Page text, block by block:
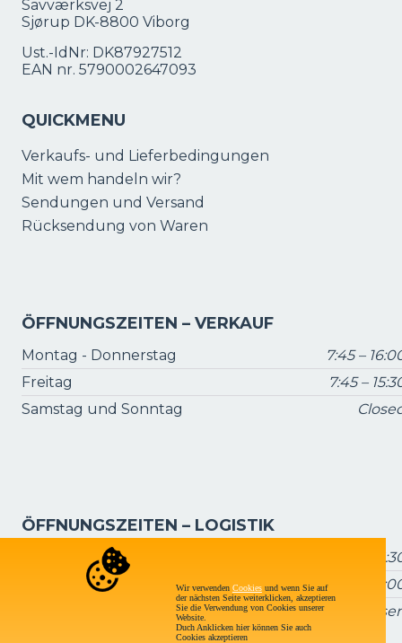
Savværksvej 2
Sjørup DK-8800 Viborg
Ust.-IdNr: DK87927512
EAN nr. 5790002647093
QUICKMENU
Verkaufs- und Lieferbedingungen
Mit wem handeln wir?
Sendungen und Versand
Rücksendung von Waren
ÖFFNUNGSZEITEN – VERKAUF
Montag - Donnerstag
7:45 –
Freitag
7:45 –
Samstag und Sonntag
ÖFFNUNGSZEITEN – LOGISTIK
Montag - Donnerstag
7:15 –
7:15 –
Samstag und Sonntag
Wir verwenden Cookiesund wenn Sie auf
der nächsten Seite weiterklicken, akzeptieren
Sie die Verwendung von Cookies unserer
Website.
Duch Anklicken hier können Sie auch
Cookies akzeptieren